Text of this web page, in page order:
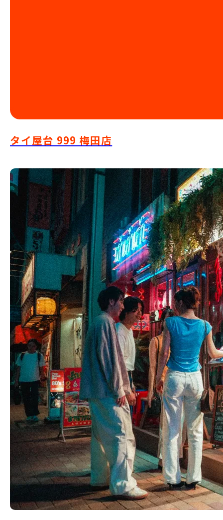
タイ屋台 999 梅田店